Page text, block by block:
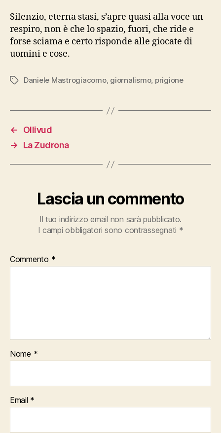
Silenzio, eterna stasi, s’apre quasi alla voce un
respiro, non è che lo spazio, fuori, che ride e
forse sciama e certo risponde alle giocate di
uomini e cose.
Tag Daniele Mastrogiacomo, giornalismo, prigione
←
Ollivud
→
La Zudrona
Lascia un commento
Il tuo indirizzo email non sarà pubblicato.
I campi obbligatori sono contrassegnati *
Commento *
Nome *
Email *